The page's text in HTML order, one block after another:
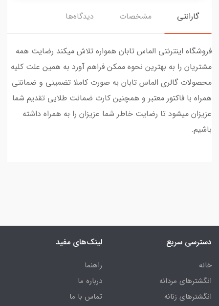
گارانتی مشخصات دیدگاه‌ها
فروشگاه اینترنتی الماس تابان همواره تلاش میکند رضایت همه
مشتریان را به بهترین نحوه ممکن فراهم آورد به همین علت کلیه
محصولات گالری الماس تابان به صورت کاملا تضمینی و ضمانتی
همراه با فاکتور معتبر و همچنین کارت ضمانت طلایی تقدیم شما
عزیزان میشود تا رضایت خاطر شما عزیزان را به همراه داشته
باشیم.
دسترسی سریع
خانه
انگشترهای مردانه
انگشترهای زنانه
لینک‌های مفید
راهنما
درباره ما
تماس با ما